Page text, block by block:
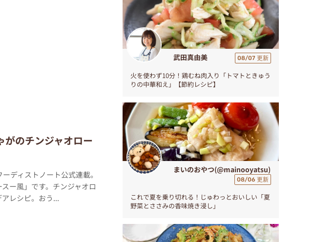
がのチンジャオロー
ディストノート公式連載。
ー風」です。チンジャオロ
レシピ。おう...
武田真由美 08/07 更新
火を使わず10分！鶏むね肉入り「トマトときゅう
りの中華和え」【節約レシピ】
まいのおやつ(@mainooyatsu)
08/06 更新
これで夏を乗り切れる！じゅわっとおいしい「夏
野菜とささみの香味焼き浸し」